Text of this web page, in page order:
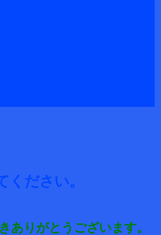
ださい。
ありがとうございます。